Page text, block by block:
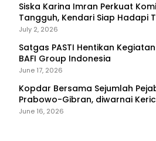
Siska Karina Imran Perkuat
Tangguh, Kendari Siap Hadapi
dan Bencana
July 2, 2026
Satgas PASTI Hentikan
BAFI Group Indonesia
June 17, 2026
Kopdar Bersama Sejumlah
Prabowo-Gibran, diwarnai
June 16, 2026